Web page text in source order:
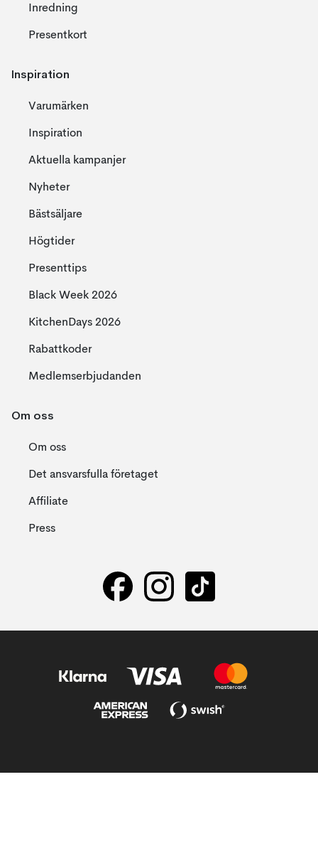
Inredning
Presentkort
Inspiration
Varumärken
Inspiration
Aktuella kampanjer
Nyheter
Bästsäljare
Högtider
Presenttips
Black Week 2026
KitchenDays 2026
Rabattkoder
Medlemserbjudanden
Om oss
Om oss
Det ansvarsfulla företaget
Affiliate
Press